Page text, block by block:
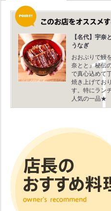
【名代】宇奈
うなぎ
おおぶりで鰻
奈とと』秘伝
で真心込めて
焼き上げてお
す。特にラン
人気の一品★